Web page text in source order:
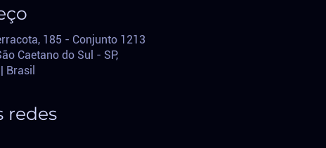
185 - Conjunto 1213
Caetano do Sul - SP,
Brasil
redes